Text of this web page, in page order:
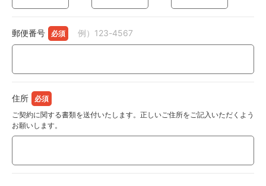
郵便番号 例）123-4567
住所
ご契約に関する書類を送付いたします。正しいご住所をご記入いただくよう
お願いします。